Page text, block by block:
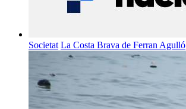
Societat La Costa Brava de Ferran Agulló